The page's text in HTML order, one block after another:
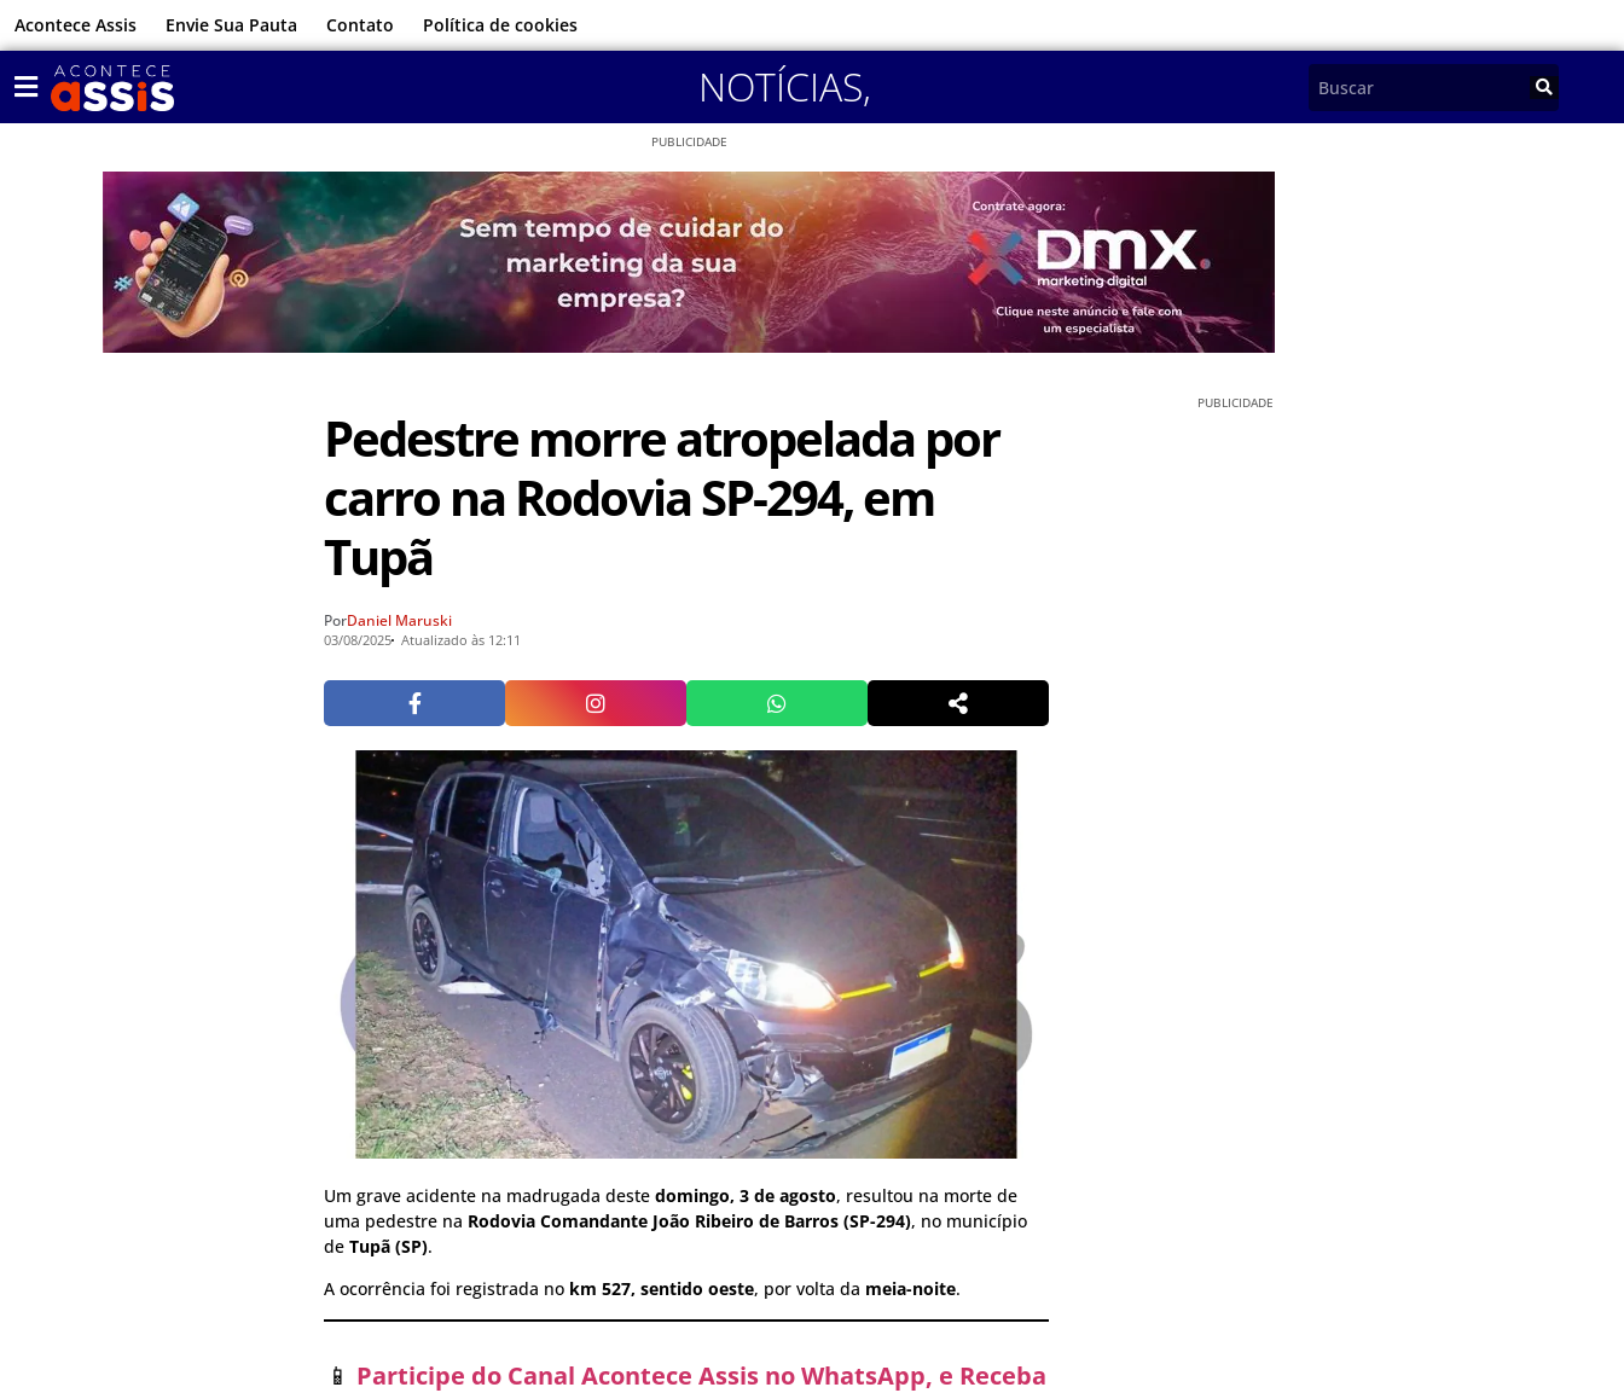
Acontece Assis Envie Sua Pauta Contato Política de cookies
NOTÍCIAS,
PUBLICIDADE
Pedestre morre atropelada por
carro na Rodovia SP-294, em
Tupã
PorDaniel Maruski
03/08/2025 Atualizado às 12:11
Um grave acidente na madrugada deste domingo, 3 de agosto, resultou na morte de
uma pedestre na Rodovia Comandante João Ribeiro de Barros (SP-294), no município
de Tupã (SP).
A ocorrência foi registrada no km 527, sentido oeste, por volta da meia-noite.
📱 Participe do Canal Acontece Assis no WhatsApp, e Receba
PUBLICIDADE